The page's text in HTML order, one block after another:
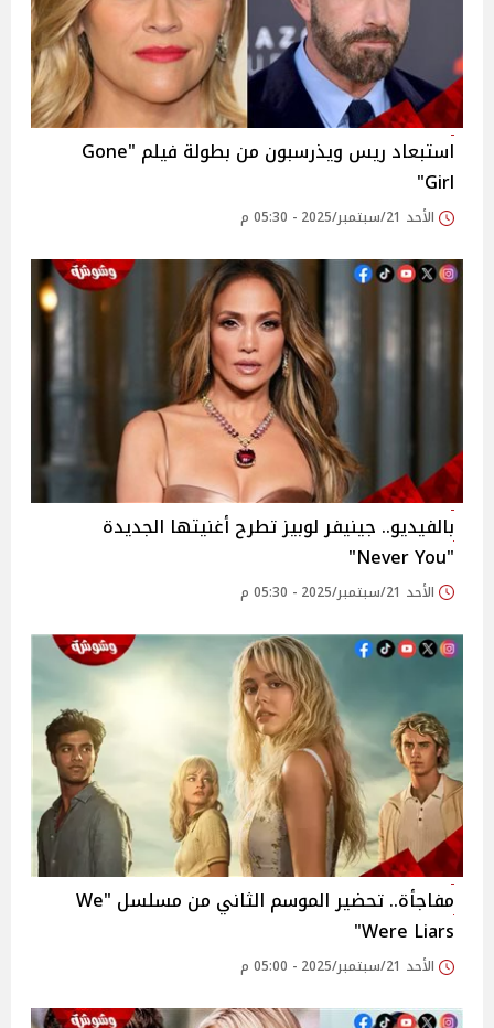
استبعاد ريس ويذرسبون من بطولة فيلم "Gone
Girl"
الأحد 21/سبتمبر/2025 - 05:30 م
بالفيديو.. جينيفر لوبيز تطرح أغنيتها الجديدة
"Never You"
الأحد 21/سبتمبر/2025 - 05:30 م
مفاجأة.. تحضير الموسم الثاني من مسلسل "We
Were Liars"
الأحد 21/سبتمبر/2025 - 05:00 م